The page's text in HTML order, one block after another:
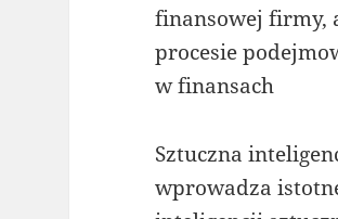
finansowej firmy,
procesie
w finansach
Sztuczna
wprowadza